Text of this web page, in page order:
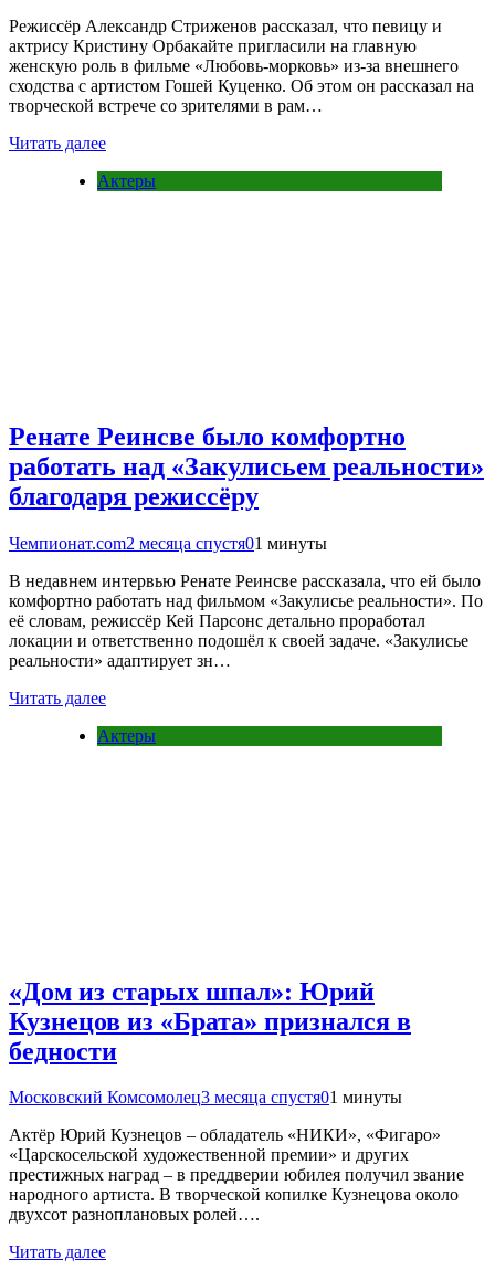
Режиссёр Александр Стриженов рассказал, что певицу и
актрису Кристину Орбакайте пригласили на главную
женскую роль в фильме «Любовь-морковь» из-за внешнего
сходства с артистом Гошей Куценко. Об этом он рассказал на
творческой встрече со зрителями в рам…
Читать далее
Актеры
Ренате Реинсве было комфортно
работать над «Закулисьем реальности»
благодаря режиссёру
Чемпионат.com2 месяца спустя01 минуты
В недавнем интервью Ренате Реинсве рассказала, что ей было
комфортно работать над фильмом «Закулисье реальности». По
её словам, режиссёр Кей Парсонс детально проработал
локации и ответственно подошёл к своей задаче. «Закулисье
реальности» адаптирует зн…
Читать далее
Актеры
«Дом из старых шпал»: Юрий
Кузнецов из «Брата» признался в
бедности
Московский Комсомолец3 месяца спустя01 минуты
Актёр Юрий Кузнецов – обладатель «НИКИ», «Фигаро»
«Царскосельской художественной премии» и других
престижных наград – в преддверии юбилея получил звание
народного артиста. В творческой копилке Кузнецова около
двухсот разноплановых ролей….
Читать далее